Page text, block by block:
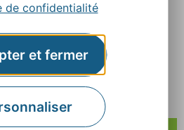
de confidentialité
et fermer
de l’Attractivité et du
de l’Aveyron
– BP831 – 12008 Rodez